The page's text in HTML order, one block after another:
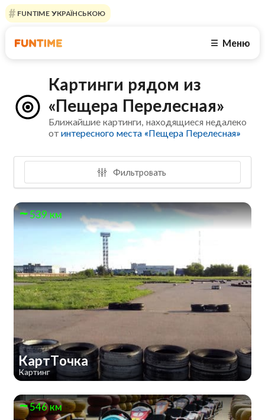
FUNTIME УКРАЇНСЬКОЮ
☰ Меню
Картинги рядом из
«Пещера Перелесная»
Ближайшие картинги, находящиеся недалеко
отинтересного места «Пещера Перелесная»
Фильтровать
539 км
КартТочка
Картинг
546 км